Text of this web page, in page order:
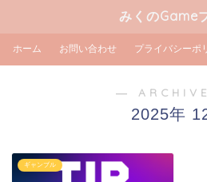
みくのGame
ホーム お問い合わせ プライバシーポ
―
2025年
ギャンブル